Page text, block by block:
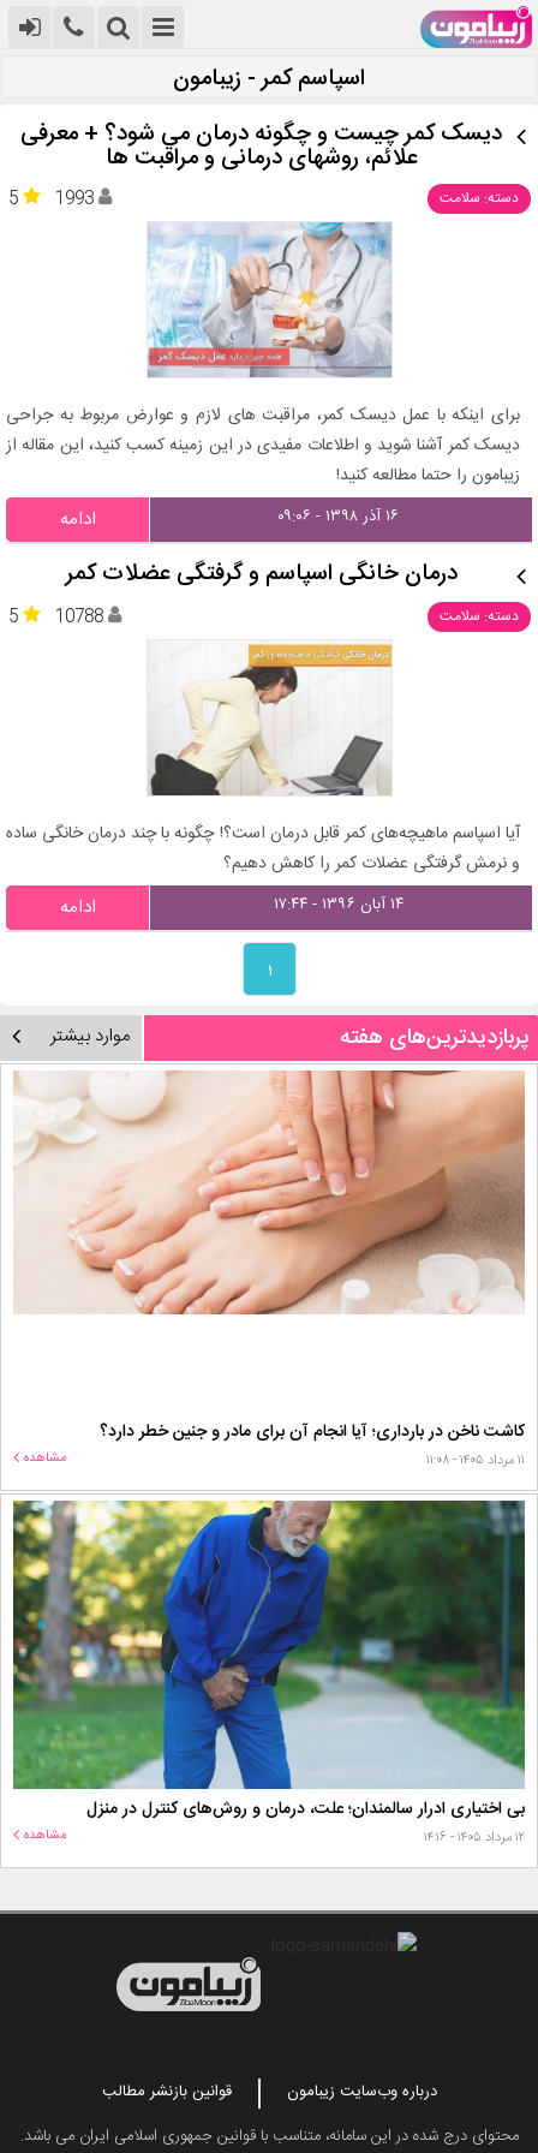
اسپاسم کمر - زیبامون
دیسک کمر چیست و چگونه درمان می شود؟ + معرفی
علائم، روشهای درمانی و مراقبت ها
دسته: سلامت 5 1993
برای اینکه با عمل دیسک کمر، مراقبت های لازم و عوارض مربوط به جراحی
دیسک کمر آشنا شوید و اطلاعات مفیدی در این زمینه کسب کنید، این مقاله از
زیبامون را حتما مطالعه کنید!
۱۶ آذر ۱۳۹۸ - ۰۹:۰۶ ادامه
درمان خانگی اسپاسم و گرفتگی عضلات کمر
دسته: سلامت 5 10788
آیا اسپاسم ماهیچه‌های کمر قابل درمان است؟! چگونه با چند درمان خانگی ساده
و نرمش گرفتگی عضلات کمر را کاهش دهیم؟
۱۴ آبان ۱۳۹۶ - ۱۷:۴۴ ادامه
۱
پربازدیدترین‌های هفته موارد بیشتر
کاشت ناخن در بارداری؛ آیا انجام آن برای مادر و جنین خطر دارد؟
۱۱ مرداد ۱۴۰۵ - ۱۱:۰۸ مشاهده
بی اختیاری ادرار سالمندان؛ علت، درمان و روش‌های کنترل در منزل
۱۲ مرداد ۱۴۰۵ - ۱۴:۱۶ مشاهده
درباره وب‌سایت زیبامون
قوانین بازنشر مطالب
محتوای درج شده در این سامانه، متناسب با قوانین جمهوری اسلامی ایران می باشد.